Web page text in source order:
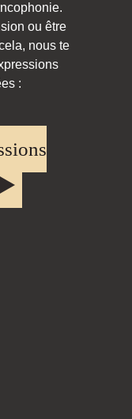
ou être
nous te
: